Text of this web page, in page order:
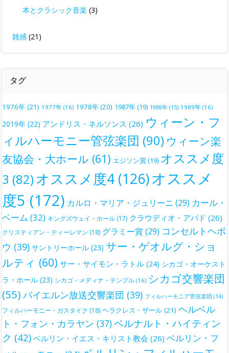
本とクラシック音楽 (3)
雑感 (21)
タグ
1976年 (21) 1977年 (16) 1978年(20) 1987年(19) 1988年 (15) 1989年 (16)
2019年 (22) アンドリス・ネルソンス (26) ウィーン・フ
ィルハーモニー管弦楽団 (90) ウィーン楽
友協会・大ホール (61) エジソン賞(19) オススメ度
3 (82) オススメ度4 (126)オススメ
度5 (172) カルロ・マリア・ジュリーニ (29) カール・
ベーム (32) キングズウェイ・ホール (17) クラウディオ・アバド (26)
クリスティアン・ティーレマン (18) グラミー賞 (29) コンセルトヘボ
ウ (39) サントリーホール (23) サー・ゲオルグ・ショ
ルティ (60) サー・サイモン・ラトル (24) シカゴ・オーケスト
ラ・ホール (23) シカゴ・メディナ・テンプル (16) シカゴ交響楽団
(55) バイエルン放送交響楽団 (39) フィルハーモニア管弦楽団 (14)
フィルハーモニー・ガスタイク (18) ヘラクレス・ザール (21) ヘルベル
ト・フォン・カラヤン (37)ベルナルト・ハイティン
ク (42) ベルリン・イエス・キリスト教会 (26) ベルリン・フ